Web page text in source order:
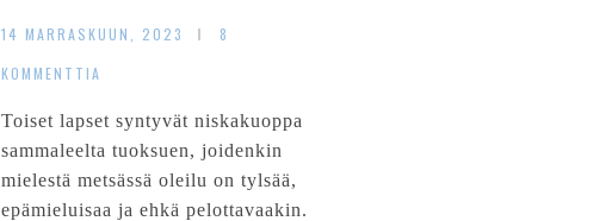
14 MARRASKUUN, 2023
8
KOMMENTTIA
Toiset lapset syntyvät niskakuoppa
sammaleelta tuoksuen, joidenkin
mielestä metsässä oleilu on tylsää,
epämieluisaa ja ehkä pelottavaakin.